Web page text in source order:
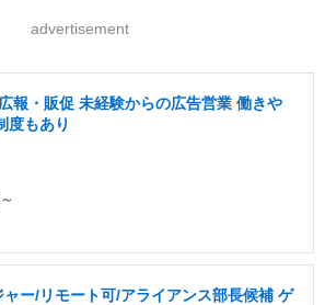
advertisement
報・販促 未経験からの広告営業 働きや
度もあり
ー/リモート可/アライアンス部長候補 ゲ